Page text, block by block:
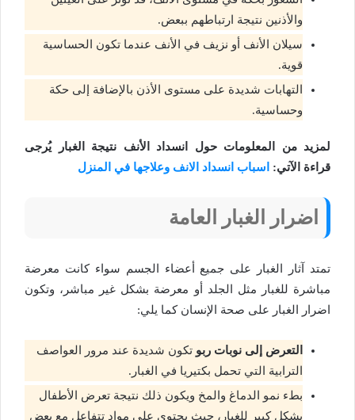
والأذنين نتيجة ارتباطهم ببعض.
سيلان الأنف أو نزيف في الأنف عندما تكون الحساسية
قوية.
التهابات شديدة على مستوى الأذن بالإضافة إلى حكة
وحساسية.
لمزيد من المعلومات حول انسداد الأنف نتيجة الغبار يُرجى
قراءة الآتي:
اسباب انسداد الانف وعلاجها في المنزل
اضرار الغبار العامة
تمتد آثار الغبار على جميع أعضاء الجسم سواء كانت معرضة
مباشرة للغبار مثل الجلد أو معرضة بشكل غير مباشر، وتكون
اضرار الغبار على صحة الإنسان كما يلي:
التعرض إلى نوبات ربو تكون شديدة عند مرور العواصف
الترابية التي تحمل بكتيريا في الغبار.
بطء نمو الدماغ والمخ ويكون ذلك نتيجة تعرض الأطفال
بشكل كبير للغبار، حيث يحتوي على مواد تتفاعل مع بعض